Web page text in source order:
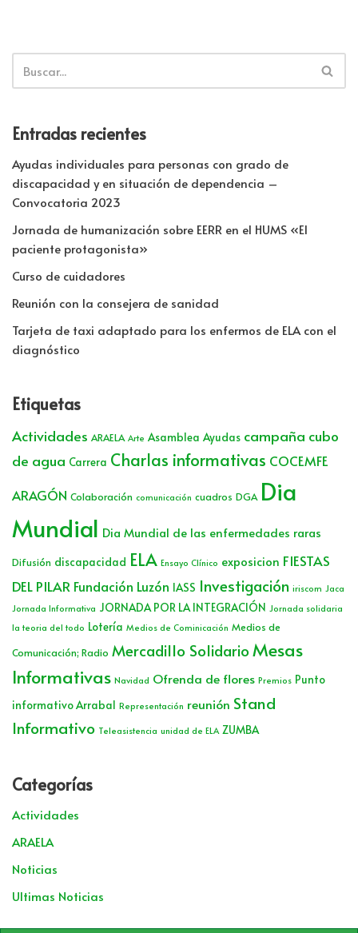
Entradas recientes
Ayudas individuales para personas con grado de
discapacidad y en situación de dependencia –
Convocatoria 2023
Jornada de humanización sobre EERR en el HUMS «El
paciente protagonista»
Curso de cuidadores
Reunión con la consejera de sanidad
Tarjeta de taxi adaptado para los enfermos de ELA con el
diagnóstico
Etiquetas
Actividades ARAELA Arte Asamblea Ayudas campaña cubo
de agua Carrera Charlas informativas COCEMFE
ARAGÓN Colaboración comunicación cuadros DGA Dia
Mundial Dia Mundial de las enfermedades raras
Difusión discapacidad ELA Ensayo Clínico exposicion FIESTAS
DEL PILAR Fundación Luzón IASS Investigación iriscom Jaca
Jornada Informativa JORNADA POR LA INTEGRACIÓN Jornada solidaria
la teoria del todo Lotería Medios de Cominicación Medios de
Comunicación; Radio Mercadillo SolidarioMesas
Informativas Navidad Ofrenda de flores Premios Punto
informativo Arrabal Representación reunión Stand
Informativo Teleasistencia unidad de ELA ZUMBA
Categorías
Actividades
ARAELA
Noticias
Ultimas Noticias